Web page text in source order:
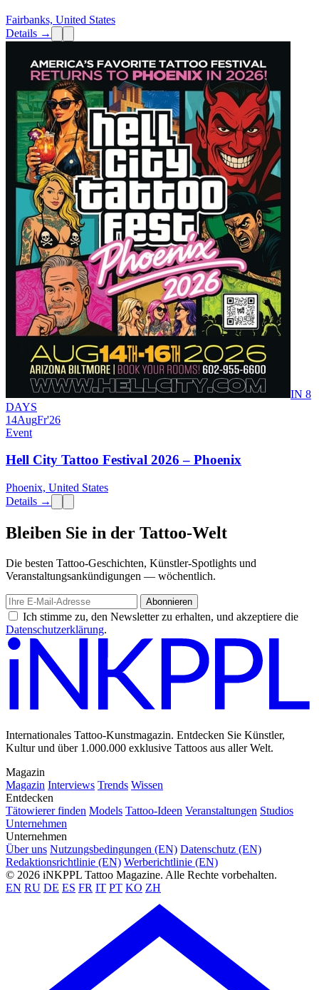
Fairbanks, United States
Details →
IN 8
DAYS
14AugFr'26
Event
Hell City Tattoo Festival 2026 – Phoenix
Phoenix, United States
Details →
Bleiben Sie in der Tattoo-Welt
Die besten Tattoo-Geschichten, Künstler-Spotlights und
Veranstaltungsankündigungen — wöchentlich.
Abonnieren
Ich stimme zu, den Newsletter zu erhalten, und akzeptiere die
Datenschutzerklärung.
Internationales Tattoo-Kunstmagazin. Entdecken Sie Künstler,
Kultur und über 1.000.000 exklusive Tattoos aus aller Welt.
Magazin
Magazin Interviews Trends Wissen
Entdecken
Tätowierer finden Models Tattoo-Ideen Veranstaltungen Studios
Unternehmen
Unternehmen
Über uns Nutzungsbedingungen (EN) Datenschutz (EN)
Redaktionsrichtlinie (EN) Werberichtlinie (EN)
© 2026 iNKPPL Tattoo Magazine. Alle Rechte vorbehalten.
EN RU DE ES FR IT PT KO ZH